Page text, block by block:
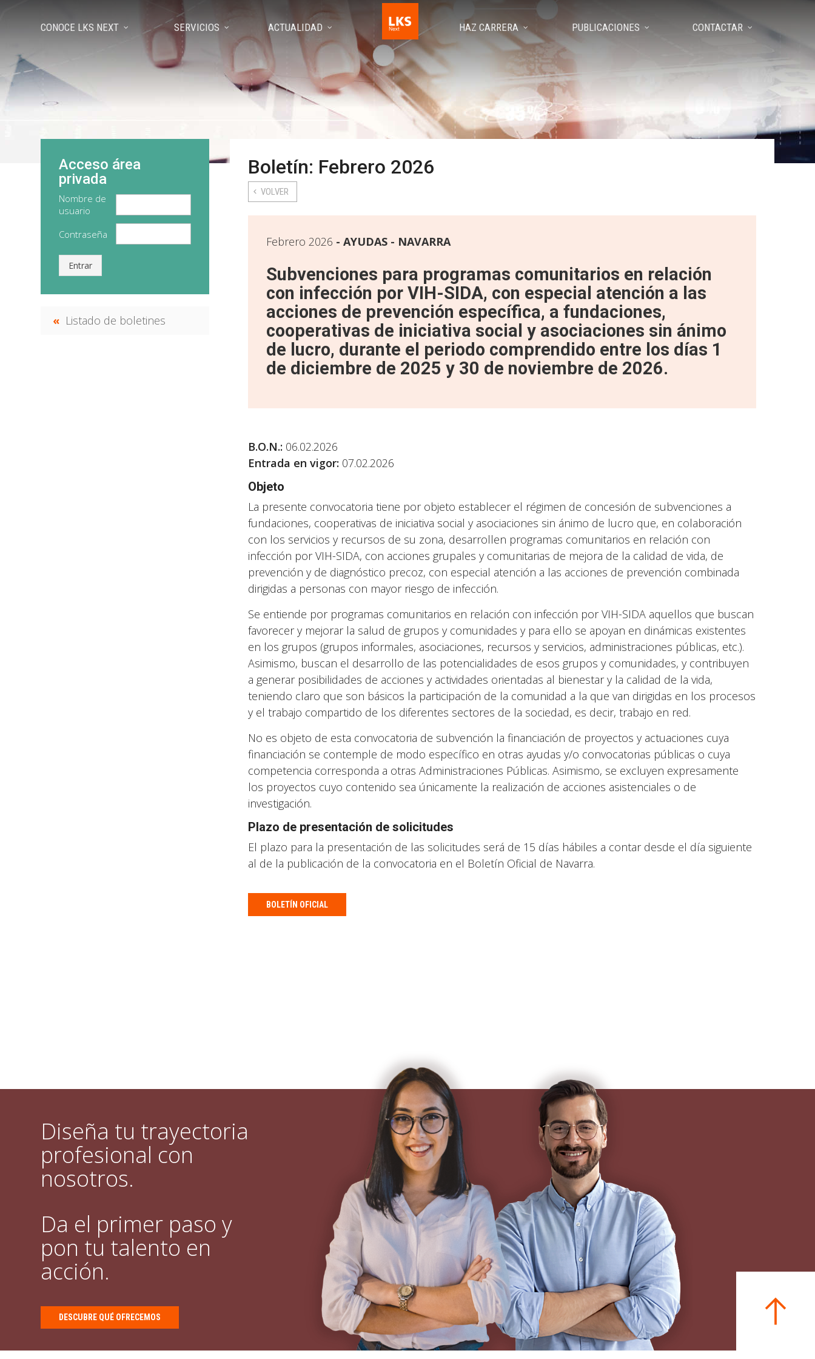
CONOCE LKS NEXT SERVICIOS ACTUALIDAD HAZ CARRERA PUBLICACIONES CONTACTAR
Boletín: Febrero 2026
VOLVER
Febrero 2026 AYUDAS - NAVARRA
Subvenciones para programas comunitarios en relación
con infección por VIH-SIDA, con especial atención a las
acciones de prevención específica, a fundaciones,
cooperativas de iniciativa social y asociaciones sin ánimo
de lucro, durante el periodo comprendido entre los días 1
de diciembre de 2025 y 30 de noviembre de 2026.
B.O.N.: 06.02.2026
Entrada en vigor: 07.02.2026
Objeto
La presente convocatoria tiene por objeto establecer el régimen de concesión de subvenciones a
fundaciones, cooperativas de iniciativa social y asociaciones sin ánimo de lucro que, en colaboración
con los servicios y recursos de su zona, desarrollen programas comunitarios en relación con
infección por VIH-SIDA, con acciones grupales y comunitarias de mejora de la calidad de vida, de
prevención y de diagnóstico precoz, con especial atención a las acciones de prevención combinada
dirigidas a personas con mayor riesgo de infección.
Se entiende por programas comunitarios en relación con infección por VIH-SIDA aquellos que buscan
favorecer y mejorar la salud de grupos y comunidades y para ello se apoyan en dinámicas existentes
en los grupos (grupos informales, asociaciones, recursos y servicios, administraciones públicas, etc.).
Asimismo, buscan el desarrollo de las potencialidades de esos grupos y comunidades, y contribuyen
a generar posibilidades de acciones y actividades orientadas al bienestar y la calidad de la vida,
teniendo claro que son básicos la participación de la comunidad a la que van dirigidas en los procesos
y el trabajo compartido de los diferentes sectores de la sociedad, es decir, trabajo en red.
No es objeto de esta convocatoria de subvención la financiación de proyectos y actuaciones cuya
financiación se contemple de modo específico en otras ayudas y/o convocatorias públicas o cuya
competencia corresponda a otras Administraciones Públicas. Asimismo, se excluyen expresamente
los proyectos cuyo contenido sea únicamente la realización de acciones asistenciales o de
investigación.
Plazo de presentación de solicitudes
El plazo para la presentación de las solicitudes será de 15 días hábiles a contar desde el día siguiente
al de la publicación de la convocatoria en el Boletín Oficial de Navarra.
BOLETÍN OFICIAL
Acceso área
privada
Nombre de
usuario
Contraseña
Entrar
Listado de boletines
Diseña tu trayectoria
profesional con
nosotros.
Da el primer paso y
pon tu talento en
acción.
DESCUBRE QUÉ OFRECEMOS